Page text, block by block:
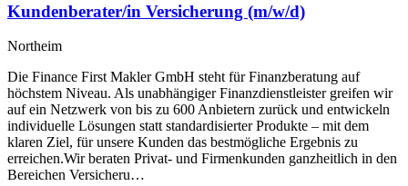
Kundenberater/in Versicherung (m/w/d)
Northeim
Die Finance First Makler GmbH steht für Finanzberatung auf
höchstem Niveau. Als unabhängiger Finanzdienstleister greifen wir
auf ein Netzwerk von bis zu 600 Anbietern zurück und entwickeln
individuelle Lösungen statt standardisierter Produkte – mit dem
klaren Ziel, für unsere Kunden das bestmögliche Ergebnis zu
erreichen.Wir beraten Privat- und Firmenkunden ganzheitlich in den
Bereichen Versicheru…